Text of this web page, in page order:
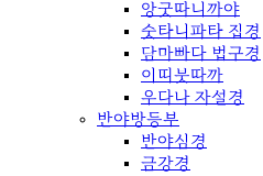
앙굿따니까야
숫타니파타 집경
담마빠다 법구경
이띠붓따까
우다나 자설경
반야방등부
반야심경
금강경